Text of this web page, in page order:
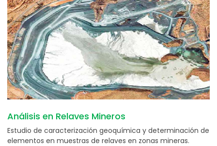
Análisis en Relaves Mineros
Estudio de caracterización geoquímica y determinación de
elementos en muestras de relaves en zonas mineras.